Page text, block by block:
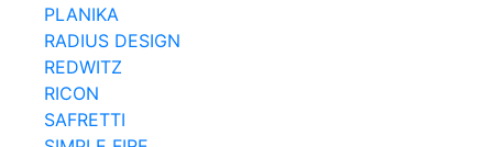
PLANIKA
RADIUS DESIGN
REDWITZ
RICON
SAFRETTI